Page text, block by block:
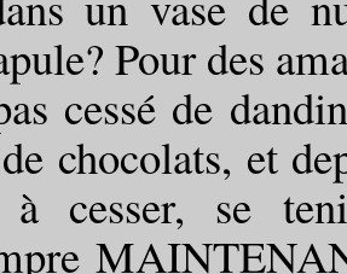
Pour des
cessé de
chocolats, et
à cesser, se